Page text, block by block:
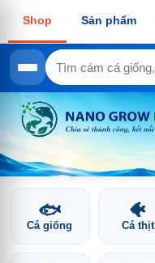
🐟
Cá giống
🐠
Cá thịt
Shop Sản phẩm